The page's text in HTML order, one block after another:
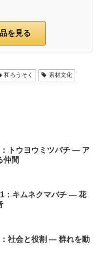
を見る
和ろうそく
素材文化
トウヨウミツバチ ― ア
仲間
：キムネクマバチ ― 花
社会と役割 ― 群れを動